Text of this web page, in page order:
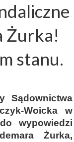
Żurka!
stanu.
Sądownictwa
Woicka w
wypowiedzi
Żurka,